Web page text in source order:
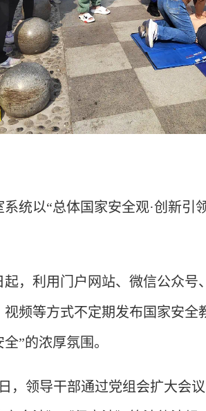
统以“总体国家安全观·创新引
，利用门户网站、微信公众号
频等方式不定期发布国家安全
”的浓厚氛围。
，领导干部通过党组会扩大会